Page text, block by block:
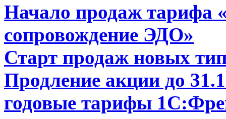
Начало продаж тарифа
сопровождение ЭДО»
Старт продаж новых
Продление акции до
годовые тарифы